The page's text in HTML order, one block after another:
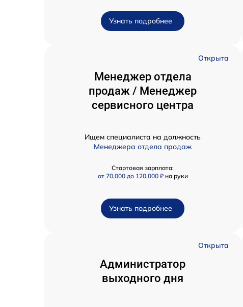
Узнать подробнее
Открыта
Менеджер отдела
продаж / Менеджер
сервисного центра
Ищем специалиста на должность
Менеджера отдела продаж
Стартовая зарплата:
от 70,000 до 120,000 ₽ на руки
Узнать подробнее
Открыта
Администратор
выходного дня